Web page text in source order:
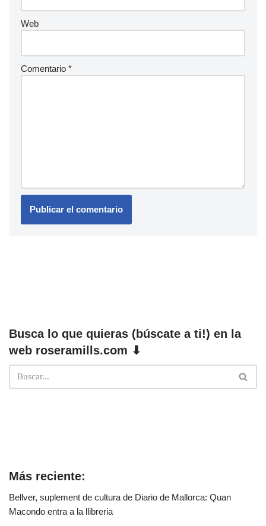
Web
Comentario *
Busca lo que quieras (búscate a ti!) en la
web roseramills.com ⬇
Más reciente:
Bellver, suplement de cultura de Diario de Mallorca: Quan
Macondo entra a la llibreria